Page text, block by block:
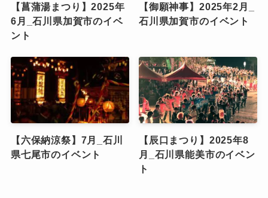
【菖蒲湯まつり】2025年
6月_石川県加賀市のイベ
ント
【御願神事】2025年2月_
石川県加賀市のイベント
【六保納涼祭】7月_石川
県七尾市のイベント
【辰口まつり】2025年8
月_石川県能美市のイベン
ト